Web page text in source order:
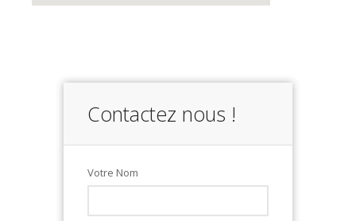
Contactez nous !
Votre Nom